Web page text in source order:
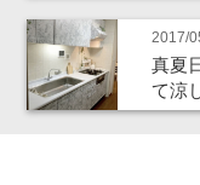
2017/
真夏
て涼